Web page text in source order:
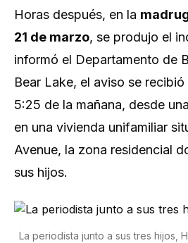
Horas después, en la
21 de marzo, se produjo el
informó el Departamento de
Bear Lake, el aviso se
5:25 de la mañana, desde
en una vivienda unifamiliar
Avenue, la zona residencial
sus hijos.
La periodista junto a sus tres hijos,